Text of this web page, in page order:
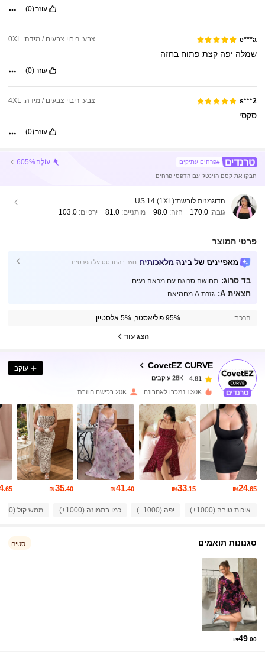
עוזר(0)
e***a צבע: ריבוי צבעים / מידה: 0XL
שמלה יפהקצת פתוחבחזה
עוזר(0)
s***2 צבע: ריבוי צבעים / מידה: 4XL
סקסי
עוזר(0)
#פרחים עתיקים עוֹלֶה605%
חבקו את קסם הוינטג' עם הדפסי פרחים
הדוגמנית לובשת:US 14 (1XL)
גובה: 170.0 חזה:98.0 מותניים: 81.0 ירכיים: 103.0
פרטי המוצר
מאפיינים של בינה מלאכותית נוצר בהתבסס על הפרטים
בד סרוג: תחושה סרוגה עם מראה נעים.
חצאית A: גזרת A מחמיאה.
הרכב: 95% פוליאסטר, 5% אלסטיין
הצג עוד
CovetEZ CURVE
4.81 28K עוקבים
4.81
28K עוקבים
z***1
שילםלפני יום אחד
4.81 28K עוקבים
4.81 28K עוקבים
4.81 28K עוקבים
עוקב
130K נמכרו לאחרונה 20K רכישה חוזרת
₪24.65
₪33.15
₪41.40
₪35.40
.65
איכות טובה (1000+) יפה (1000+) כמו בתמונה (1000+) ממש קול (900+)
סגנונות תואמים סטים
₪49.00